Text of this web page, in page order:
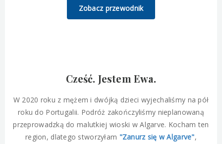
Zobacz przewodnik
Cześć. Jestem Ewa.
W 2020 roku z mężem i dwójką dzieci wyjechaliśmy na pół
roku do Portugalii. Podróż zakończyliśmy nieplanowaną
przeprowadzką do malutkiej wioski w Algarve. Kocham ten
region, dlatego stworzyłam "Zanurz się w Algarve",